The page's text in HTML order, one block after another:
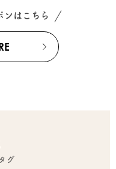
ンはこちら
グ